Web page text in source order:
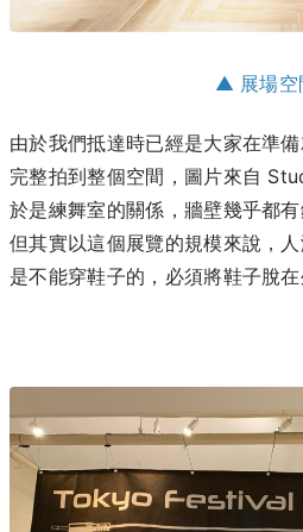
▲ 展場空
由於我們抵達時已經是大家在準
完整拍到整個空間，圖片來自
於是練舞室的關係，牆壁幾乎都
但其實以這個展覽的規模來說，
是不能穿鞋子的，必須將鞋子脫在